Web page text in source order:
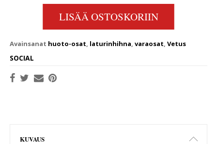
LISÄÄ OSTOSKORIIN
Avainsanat huoto-osat, laturinhihna, varaosat, Vetus
SOCIAL
KUVAUS